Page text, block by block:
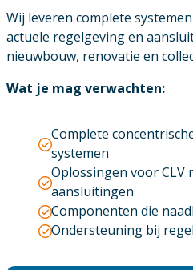
Wij leveren complete
actuele regelgeving en
nieuwbouw, renovatie en
Wat je mag verwachten:
Complete
systemen
Oplossingen voor CLV
aansluitingen
Componenten die
Ondersteuning bij